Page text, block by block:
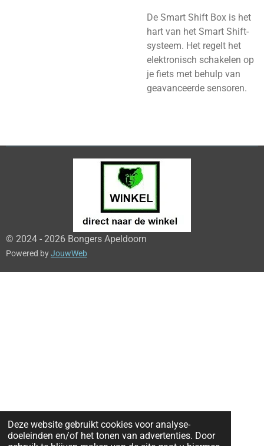
Deze website gebruikt cookies voor analyse-
doeleinden en/of het tonen van advertenties. Door
De Smart Shift Box is het
hart van het Smart Shift-
systeem. Het regelt het
elektronisch schakelen op
je fiets met behulp van
geavanceerde sensoren.
© 2024 - 2026 Bongers Apeldoorn
Powered byJouwWeb